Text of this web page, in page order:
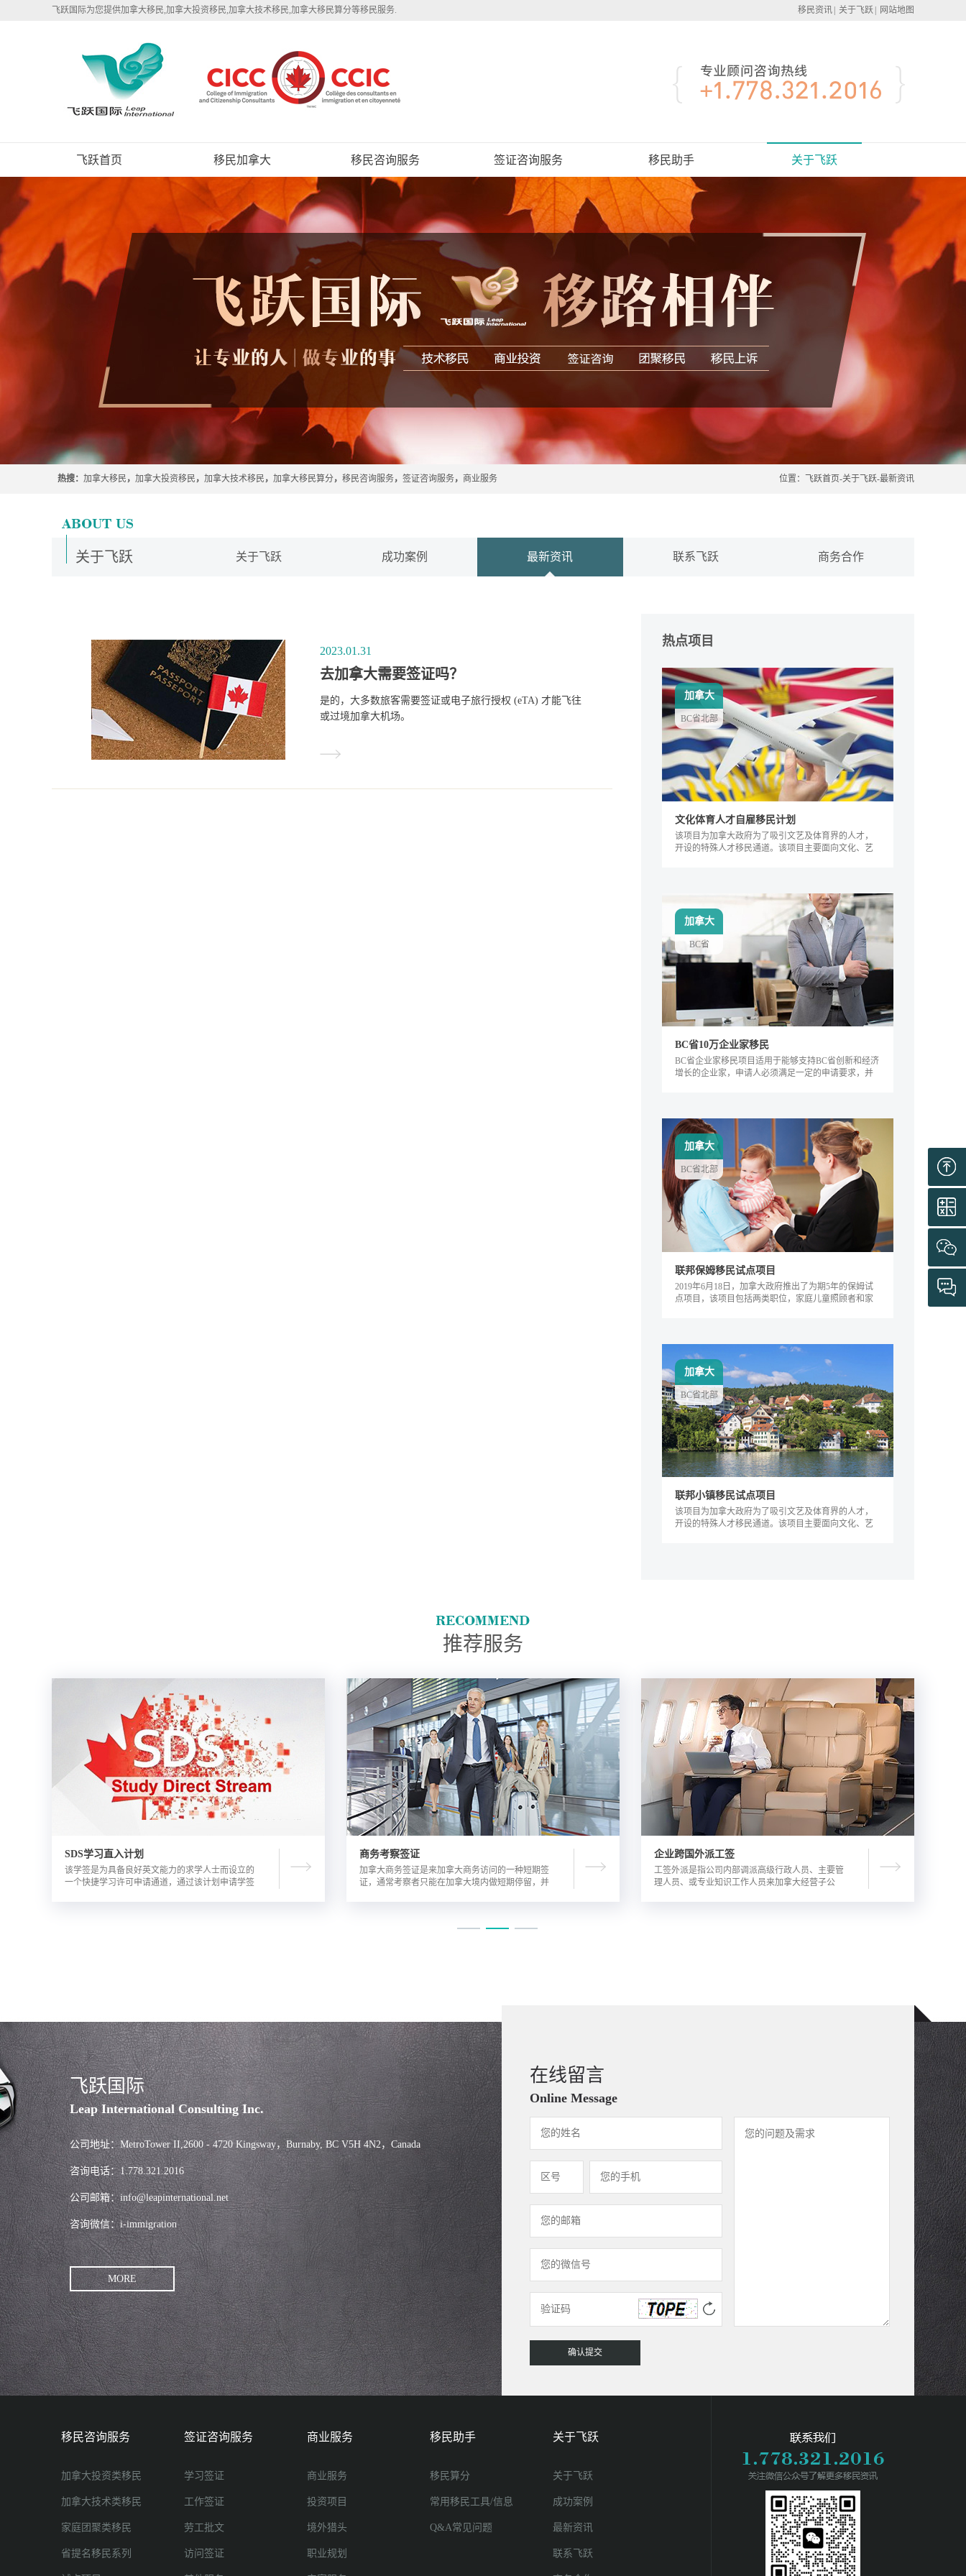
飞跃国际为您提供加拿大移民,加拿大投资移民,加拿大技术移民,加拿大移民算分等移民服务. 移民资讯 关于飞跃 网站地图
飞跃首页 移民加拿大 移民咨询服务 签证咨询服务 移民助手 关于飞跃
热搜： 加拿大移民 ， 加拿大投资移民 ， 加拿大技术移民 ， 加拿大移民算分， 移民咨询服务， 签证咨询服务， 商业服务 位置： 飞跃首页-关于飞跃-最新资讯
关于飞跃 关于飞跃 成功案例 最新资讯 联系飞跃 商务合作
2023.01.31
去加拿大需要签证吗？
是的，大多数旅客需要签证或电子旅行授权 (eTA) 才能飞往
或过境加拿大机场。
热点项目
文化体育人才自雇移民计划
该项目为加拿大政府为了吸引文艺及体育界的人才，
开设的特殊人才移民通道。该项目主要面向文化、艺
成为特殊类人才的热门移民项目。
加拿大
BC省北部
BC省10万企业家移民
BC省企业家移民项目适用于能够支持BC省创新和经济
增长的企业家，申请人必须满足一定的申请要求，并
加拿大
BC省
联邦保姆移民试点项目
2019年6月18日，加拿大政府推出了为期5年的保姆试
点项目，该项目包括两类职位，家庭儿童照顾者和家
加拿大
BC省北部
联邦小镇移民试点项目
该项目为加拿大政府为了吸引文艺及体育界的人才，
开设的特殊人才移民通道。该项目主要面向文化、艺
加拿大
BC省北部
推荐服务
SDS学习直入计划
该学签是为具备良好英文能力的求学人士而设立的
一个快捷学习许可申请通道，通过该计划申请学签
商务考察签证
加拿大商务签证是来加拿大商务访问的一种短期签
证，通常考察者只能在加拿大境内做短期停留，并
企业跨国外派工签
工签外派是指公司内部调派高级行政人员、主要管
理人员、或专业知识工作人员来加拿大经营子公
飞跃国际
Leap International Consulting Inc.
公司地址：MetroTower II,2600 - 4720 Kingsway，Burnaby, BC V5H 4N2，Canada
咨询电话：1.778.321.2016
公司邮箱：info@leapinternational.net
咨询微信：i-immigration
MORE
在线留言
Online Message
移民咨询服务
加拿大投资类移民
加拿大技术类移民
家庭团聚类移民
省提名移民系列
签证咨询服务
学习签证
工作签证
劳工批文
访问签证
商业服务
商业服务
投资项目
境外猎头
职业规划
移民助手
移民算分
常用移民工具/信息
Q&A常见问题
关于飞跃
关于飞跃
成功案例
最新资讯
联系飞跃